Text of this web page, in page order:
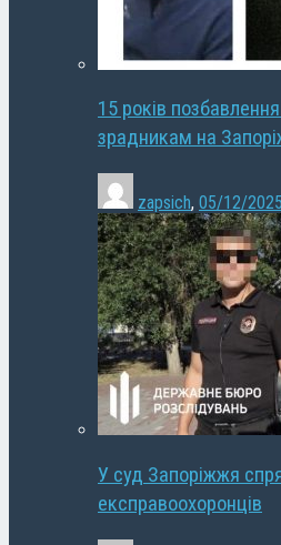
15 років
зрадникам на
zapsich, 05/12/2025
У суд Запоріжжя
експравоохоронців